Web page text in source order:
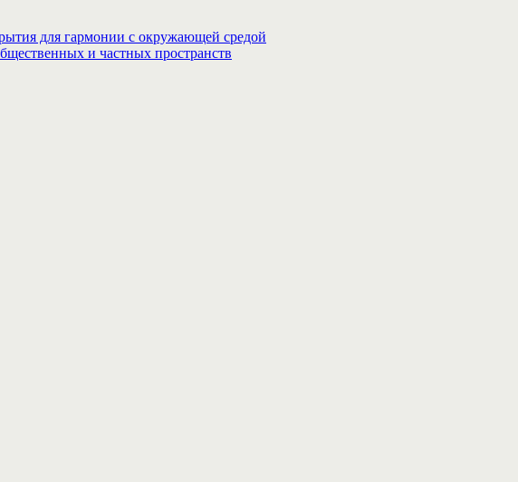
для гармонии с окружающей средой
и частных пространств